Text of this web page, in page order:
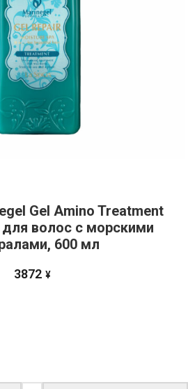
Gel Amino Treatment
волос с морскими
600 мл
3872 ¥